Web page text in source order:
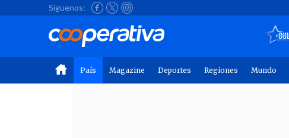
Síguenos:
País Magazine Deportes Regiones Mundo